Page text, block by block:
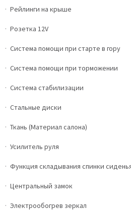
Рейлинги на крыше
Розетка 12V
Система помощи при старте в гору
Система помощи при торможении
Система стабилизации
Стальные диски
Ткань (Материал салона)
Усилитель руля
Функция складывания спинки
Центральный замок
Электрообогрев зеркал